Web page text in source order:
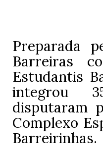
Preparada
Barreiras
Estudantis
integrou
disputaram
Complexo
Barreirinhas.